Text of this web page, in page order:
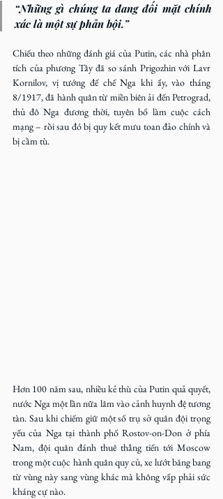
“Những gì chúng ta đang đối mặt chính
xác là một sự phản bội.”
Chiếu theo những đánh giá của Putin, các nhà phân
tích của phương Tây đã so sánh Prigozhin với Lavr
Kornilov, vị tướng đế chế Nga khi ấy, vào tháng
8/1917, đã hành quân từ miền biên ải đến Petrograd,
thủ đô Nga đương thời, tuyên bố làm cuộc cách
mạng – rồi sau đó bị quy kết mưu toan đảo chính và
bị cầm tù.
Hơn 100 năm sau, nhiều kẻ thù của Putin quả quyết,
nước Nga một lần nữa lâm vào cảnh huynh đệ tương
tàn. Sau khi chiếm giữ một số trụ sở quân đội trọng
yếu của Nga tại thành phố Rostov-on-Don ở phía
Nam, đội quân đánh thuê thẳng tiến tới Moscow
trong một cuộc hành quân quy củ, xe lướt băng bang
từ vùng này sang vùng khác mà không vấp phải sức
kháng cự nào.